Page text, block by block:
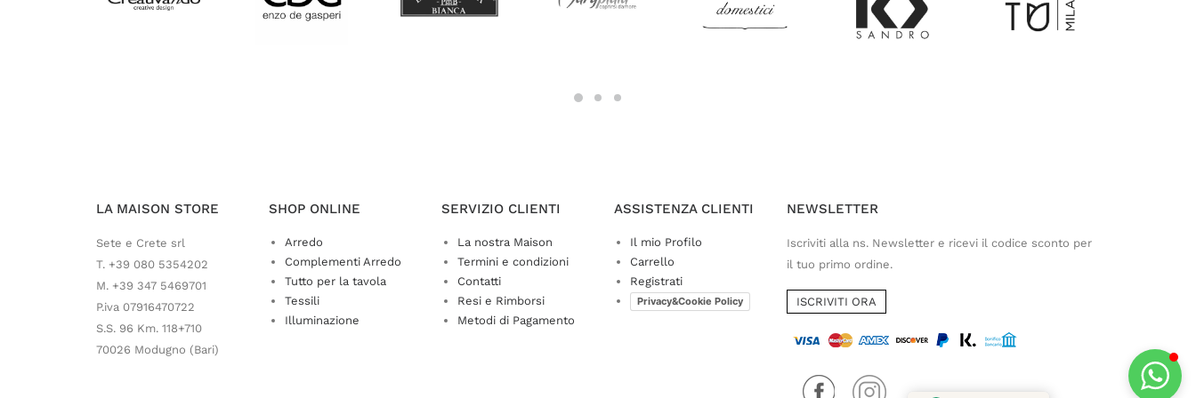
LA MAISON STORE
Sete e Crete srl
T. +39 080 5354202
M. +39 347 5469701
P.iva 07916470722
S.S. 96 Km. 118+710
70026 Modugno (Bari)
SHOP ONLINE
Arredo
Complementi Arredo
Tutto per la tavola
Tessili
Illuminazione
SERVIZIO CLIENTI
La nostra Maison
Termini e condizioni
Contatti
Resi e Rimborsi
Metodi di Pagamento
ASSISTENZA CLIENTI
Il mio Profilo
Carrello
Registrati
Privacy&Cookie Policy
NEWSLETTER
Iscriviti alla ns. Newsletter e ricevi il codice sconto per
il tuo primo ordine.
ISCRIVITI ORA